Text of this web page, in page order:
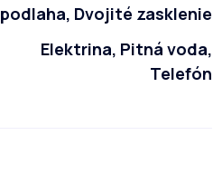
podlaha, Dvojité zasklenie
Elektrina, Pitná voda,
Telefón